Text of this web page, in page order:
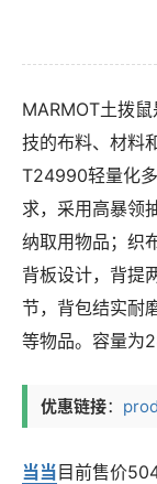
MARMOT土拨
技的布料、材料
T24990轻量化
求，采用高暴领
纳取用物品；织
背板设计，背提
节，背包结实耐
等物品。容量为
优惠链接：
当当目前售价